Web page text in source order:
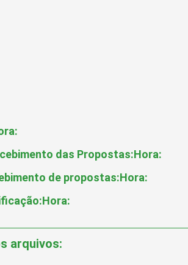
das Propostas:Hora:
de propostas:Hora:
Hora:
arquivos: